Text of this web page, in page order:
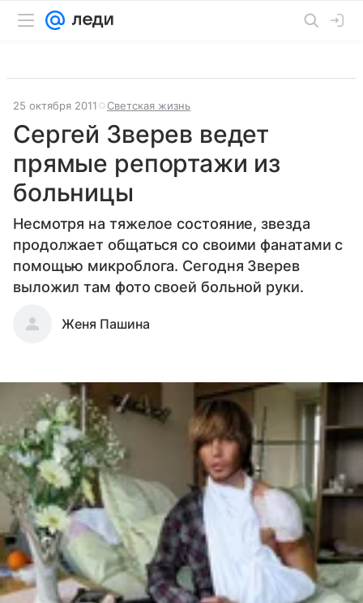
25 октября 2011 Светская жизнь
Сергей Зверев ведет
прямые репортажи из
больницы
Несмотря на тяжелое состояние, звезда
продолжает общаться со своими фанатами с
помощью микроблога. Сегодня Зверев
выложил там фото своей больной руки.
Женя Пашина